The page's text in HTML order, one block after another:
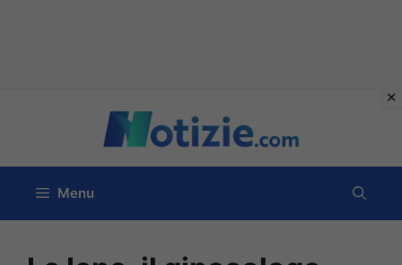
contenuto
Menu